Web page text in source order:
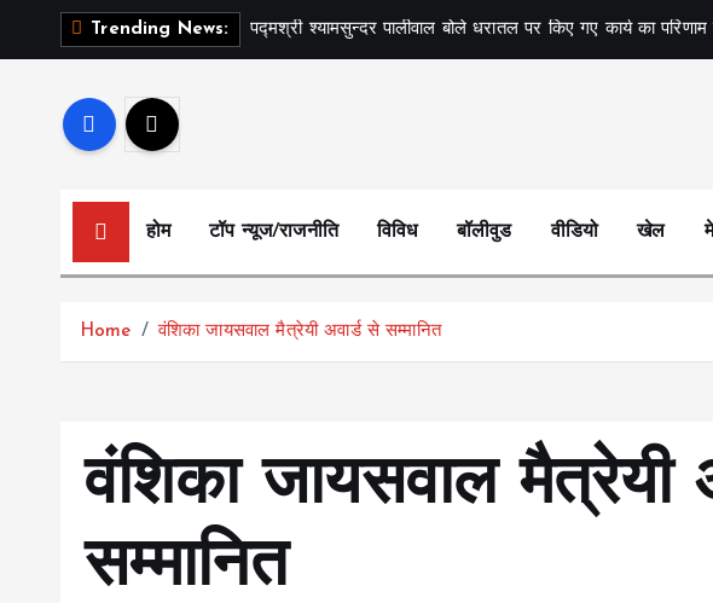
Trending News: पद्मश्री श्यामसुन्दर पालीवाल बोले धरातल पर किए गए कार्य का परिणाम
होम टॉप न्यूज/राजनीति विविध बॉलीवुड वीडियो खेल
Home वंशिका जायसवाल मैत्रेयी अवार्ड से सम्मानित
वंशिका जायसवाल मैत्रेयी
सम्मानित